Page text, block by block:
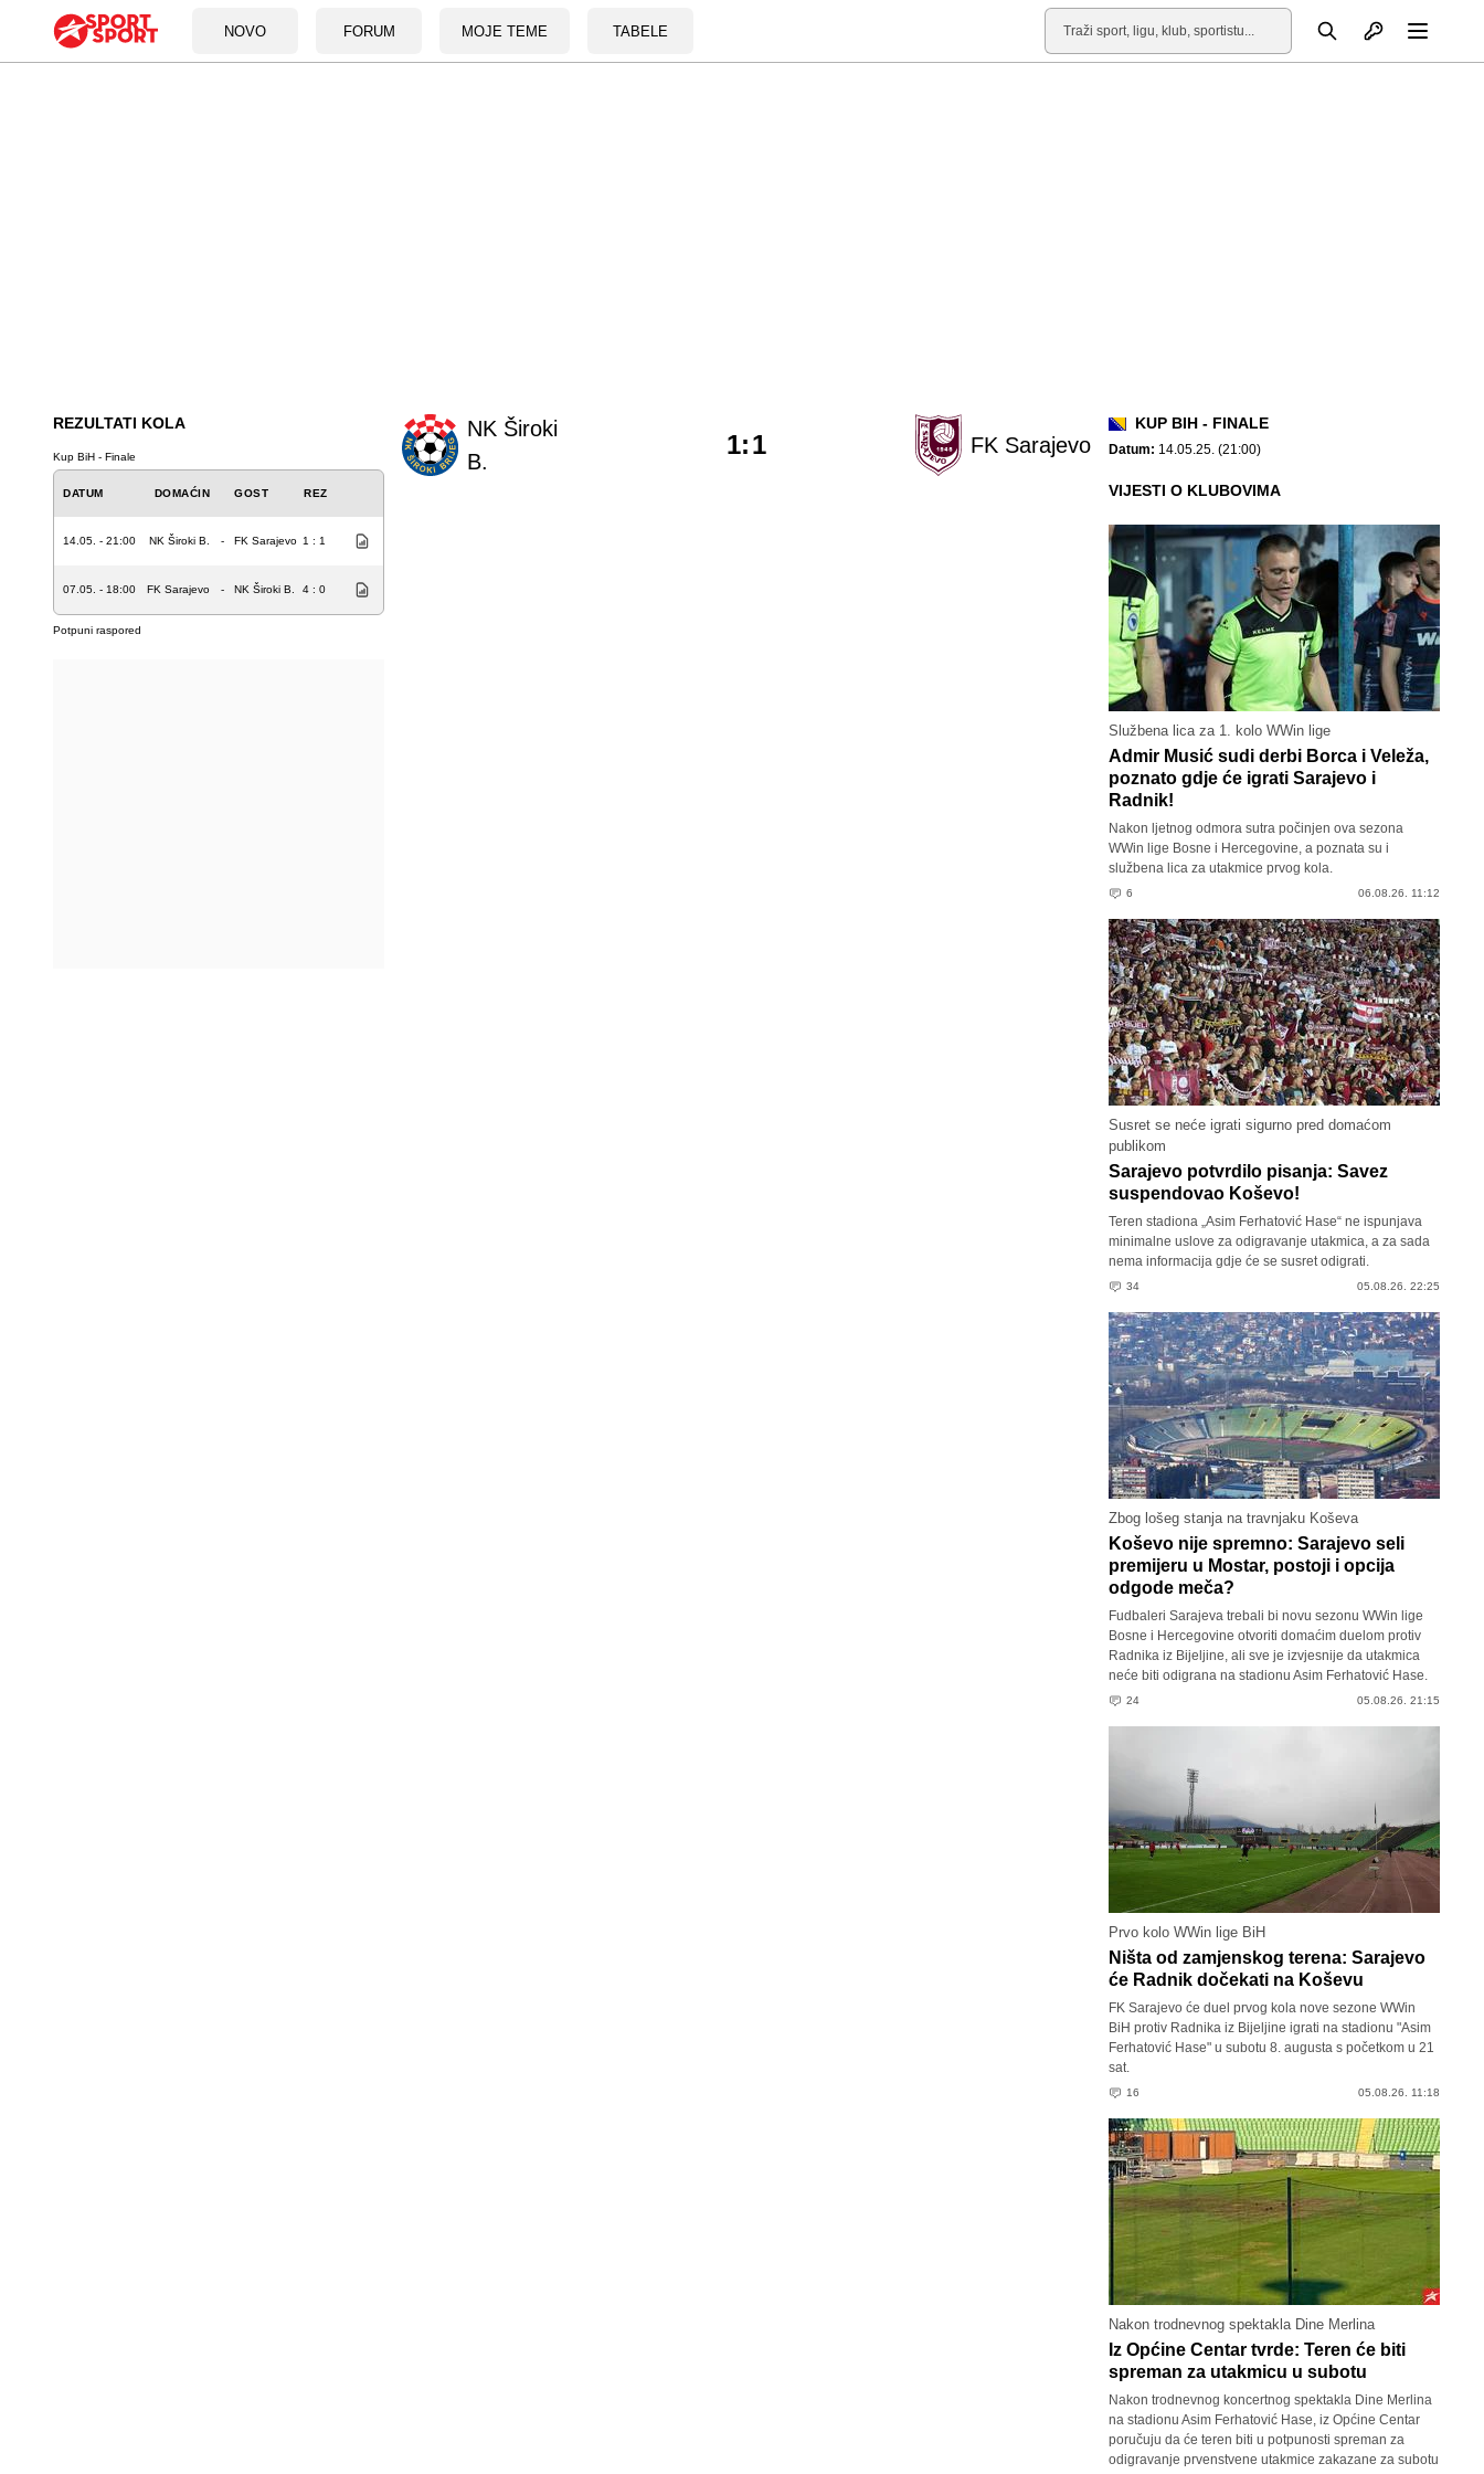
NOVO FORUM MOJE TEME TABELE
Pretraga Otvori profil
REZULTATI KOLA
Kup BiH - Finale
DATUM DOMAĆIN GOST REZ
14.05. - 21:00 NK Široki B. - FK Sarajevo 1 : 1
07.05. - 18:00 FK Sarajevo - NK Široki B. 4 : 0
Potpuni raspored
NK Široki
B.
FK Sarajevo
1:1
KUP BIH - FINALE
Datum: 14.05.25. (21:00)
VIJESTI O KLUBOVIMA
Službena lica za 1. kolo WWin lige
Admir Musić sudi derbi Borca i Veleža,
poznato gdje će igrati Sarajevo i
Radnik!
Nakon ljetnog odmora sutra počinjen ova sezona
WWin lige Bosne i Hercegovine, a poznata su i
službena lica za utakmice prvog kola.
6 06.08.26. 11:12
Susret se neće igrati sigurno pred domaćom
publikom
Sarajevo potvrdilo pisanja: Savez
suspendovao Koševo!
Teren stadiona „Asim Ferhatović Hase“ ne ispunjava
minimalne uslove za odigravanje utakmica, a za sada
nema informacija gdje će se susret odigrati.
34 05.08.26. 22:25
Zbog lošeg stanja na travnjaku Koševa
Koševo nije spremno: Sarajevo seli
premijeru u Mostar, postoji i opcija
odgode meča?
Fudbaleri Sarajeva trebali bi novu sezonu WWin lige
Bosne i Hercegovine otvoriti domaćim duelom protiv
Radnika iz Bijeljine, ali sve je izvjesnije da utakmica
neće biti odigrana na stadionu Asim Ferhatović Hase.
24 05.08.26. 21:15
Prvo kolo WWin lige BiH
Ništa od zamjenskog terena: Sarajevo
će Radnik dočekati na Koševu
FK Sarajevo će duel prvog kola nove sezone WWin
BiH protiv Radnika iz Bijeljine igrati na stadionu "Asim
Ferhatović Hase" u subotu 8. augusta s početkom u 21
sat.
16 05.08.26. 11:18
Nakon trodnevnog spektakla Dine Merlina
Iz Općine Centar tvrde: Teren će biti
spreman za utakmicu u subotu
Nakon trodnevnog koncertnog spektakla Dine Merlina
na stadionu Asim Ferhatović Hase, iz Općine Centar
poručuju da će teren biti u potpunosti spreman za
odigravanje prvenstvene utakmice zakazane za subotu